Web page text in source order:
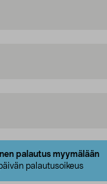
palautus myymälään
palautusoikeus